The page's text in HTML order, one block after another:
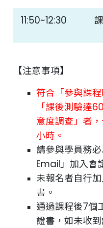
11:50~12:30
【注意事項】
符合「參與課
「課後測驗達
意度調查」者
小時。
請參與學員務
Email」加入會
未報名者自行
書。
通過課程後7個
證書，如未收